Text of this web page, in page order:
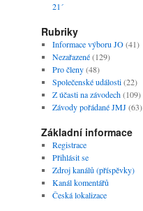
21´
Rubriky
Informace výboru JO(41)
Nezařazené(129)
Pro členy(48)
Společenské události(22)
Z účasti na závodech(109)
Závody pořádané JMJ(63)
Základní informace
Registrace
Přihlásit se
Zdroj kanálů (příspěvky)
Kanál komentářů
Česká lokalizace